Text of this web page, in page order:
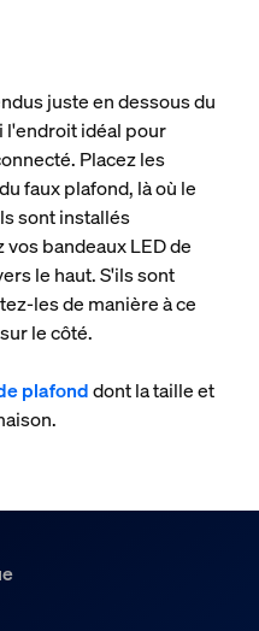
juste en dessous du
l'endroit idéal pour
Placez les
faux plafond, là où le
sont installés
bandeaux LED de
le haut. S'ils sont
les de manière à ce
le côté.
plafonddont la taille et